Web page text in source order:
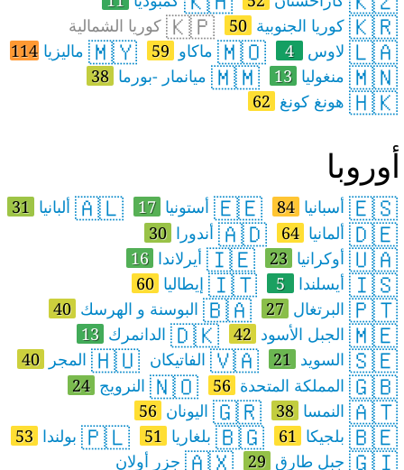
🇰🇷كوريا الجنوبية 50
🇰🇵كوريا الشمالية
🇱🇦لاوس 4
🇲🇴ماكاو 59
🇲🇾ماليزيا 114
🇲🇳منغوليا 13
🇲🇲ميانمار -بورما 38
🇭🇰هونغ كونغ 62
أوروبا
🇪🇸أسبانيا 84
🇪🇪أستونيا 17
🇦🇱ألبانيا 31
🇩🇪ألمانيا 64
🇦🇩أندورا 30
🇺🇦أوكرانيا 23
🇮🇪أيرلاندا 16
🇮🇸أيسلندا 5
🇮🇹إيطاليا 60
🇵🇹البرتغال 27
🇧🇦البوسنة و الهرسك 40
🇲🇪الجبل الأسود 42
🇩🇰الدانمرك 13
🇸🇪السويد 21
🇻🇦الفاتيكان 🇭🇺المجر 40
🇬🇧المملكة المتحدة 56
🇳🇴النرويج 24
🇦🇹النمسا 38
🇬🇷اليونان 56
🇧🇪بلجيكا 61
🇧🇬بلغاريا 51
🇵🇱بولندا 53
🇬🇮جبل طارق 29
🇦🇽جزر أولان